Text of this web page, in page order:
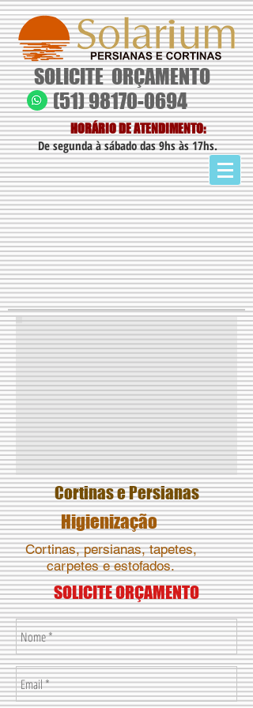
SOLICITEORÇAMENTO
(51) 98170-0694
HORÁRIO DE ATENDIMENTO:
De segunda à sábado das 9hs às 17hs.
Cortinas e Persianas
Higienização
Cortinas, persianas, tapetes,
carpetes e estofados.
SOLICITE ORÇAMENTO